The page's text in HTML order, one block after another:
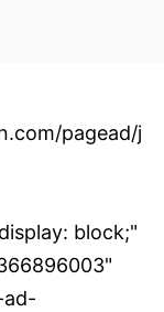
pagead/j
block;"